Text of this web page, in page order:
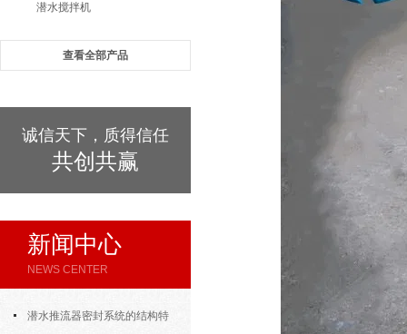
潜水搅拌机
查看全部产品
诚信天下，质得信任
共创共赢
新闻中心
NEWS CENTER
潜水推流器密封系统的结构特